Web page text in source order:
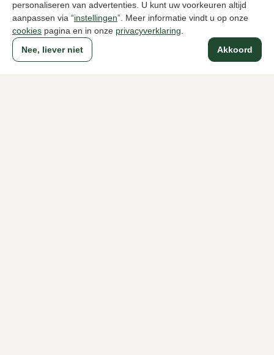
personaliseren van advertenties. U kunt uw voorkeuren altijd
aanpassen via “instellingen”. Meer informatie vindt u op onze
cookies pagina en in onze privacyverklaring
Akkoord
Nee, liever niet
Nalini
Zwarte pumps dames
199,95120,00
Brunate
259,95